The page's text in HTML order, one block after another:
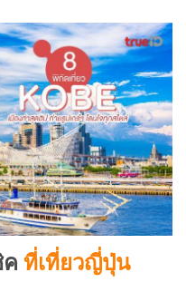
ที่เที่ยวญี่ปุ่น